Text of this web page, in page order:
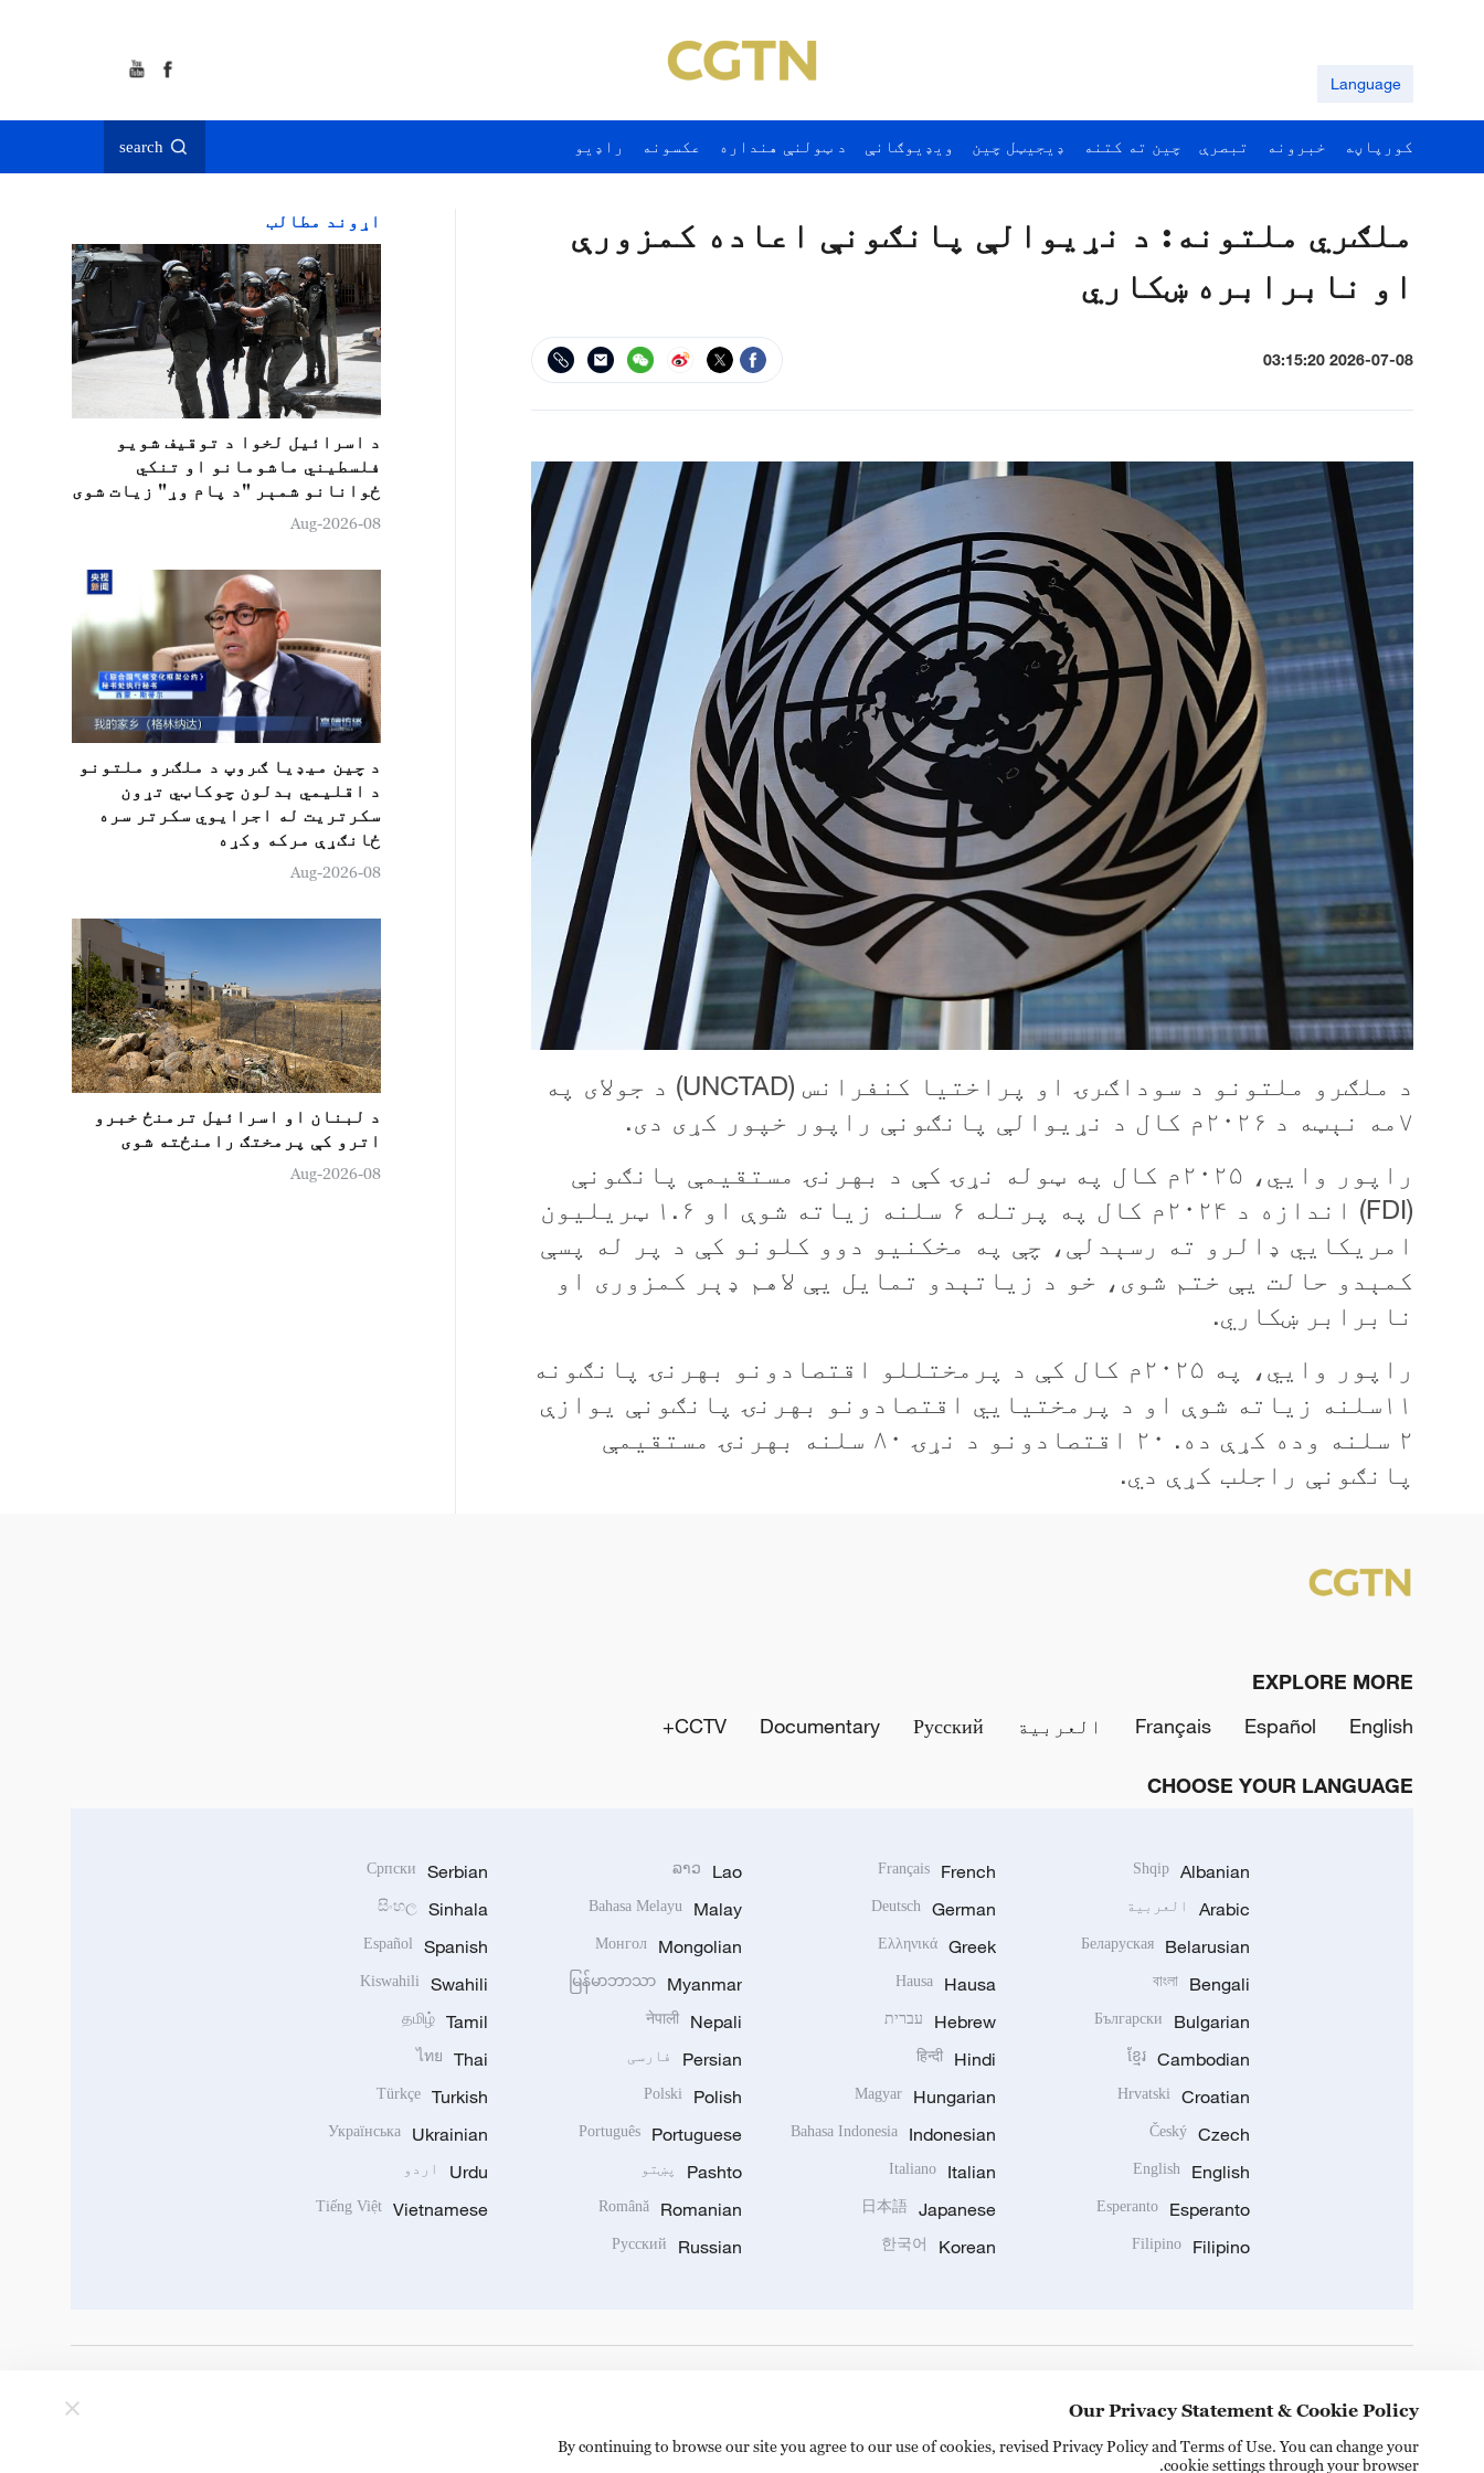
Language
کورپاڼه خبرونه تبصرې چين ته کتنه ډيجيټل چين ويډيوګانې د ټولنې هنداره عکسونه راډيو search
ملګري ملتونه: د نړيوالې پانګونې اعاده کمزورې
او نابرابره ښکاري
2026-07-08 03:15:20
د ملګرو ملتونو د سوداګرۍ او پراختيا کنفرانس (UNCTAD) د جولای په
۷مه نېټه د ۲۰۲۶م کال د نړيوالې پانګونې راپور خپور کړی دی.
راپور وايي، ۲۰۲۵م کال په ټوله نړۍ کې د بهرنۍ مستقيمې پانګونې
(
FDI) اندازه د ۲۰۲۴م کال په پرتله
۶ سلنه زياته شوې او ۱.۶ ټريليون
امريکايي ډالرو ته رسېدلې، چې په مخکنيو دوو کلونو کې د پر له پسې
کمېدو حالت يې ختم شوی، خو د زياتېدو تمايل يې لاهم ډېر کمزوری او
نابرابر ښکاري.
راپور وايي، په ۲۰۲۵م کال کې د پرمختللو اقتصادونو بهرنۍ پانګونه
۱۱سلنه زياته شوې او د پرمختيايي اقتصادونو بهرنۍ پانګونې يوازې
۲ سلنه وده کړې ده. ۲۰ اقتصادونو د نړۍ ۸۰ سلنه بهرنۍ مستقيمې
پانګونې راجلب کړې دي.
اړوند مطالب
د اسرائيل لخوا د توقيف شویو
فلسطیني ماشومانو او تنکي
ځوانانو شمېر "د پام وړ" زیات شوی
08-Aug-2026
د چين ميډيا ګروپ د ملګرو ملتونو
د اقلیمي بدلون چوکاټي تړون
سکرتريت له اجرایوي سکرتر سره
ځانګړې مرکه وکړه
08-Aug-2026
د لبنان او اسرائیل ترمنځ خبرو
اترو کې پرمختګ رامنځته شوی
08-Aug-2026
EXPLORE MORE
English
Español
Français العربية Русский
Documentary
CCTV+
CHOOSE YOUR LANGUAGE
Albanian
Shqip
Arabic العربية
Belarusian
Беларуская
Bengali
বাংলা
Bulgarian
Български
Cambodian
ខ្មែរ
Croatian
Hrvatski
Czech
Český
English
English
Esperanto
Esperanto
Filipino
Filipino
French
Français
German
Deutsch
Greek
Ελληνικά
Hausa
Hausa
Hebrew עברית
Hindi
हिन्दी
Hungarian
Magyar
Indonesian
Bahasa Indonesia
Italian
Italiano
Japanese
日本語
Korean
한국어
Lao
ລາວ
Malay
Bahasa Melayu
Mongolian
Монгол
Myanmar
မြန်မာဘာသာ
Nepali
नेपाली
Persian فارسی
Polish
Polski
Portuguese
Português
Pashto پښتو
Romanian
Română
Russian
Русский
Serbian
Српски
Sinhala
සිංහල
Spanish
Español
Swahili
Kiswahili
Tamil
தமிழ்
Thai
ไทย
Turkish
Türkçe
Ukrainian
Українська
Urdu اردو
Vietnamese
Tiếng Việt
Our Privacy Statement & Cookie Policy
By continuing to browse our site you agree to our use of cookies, revised Privacy Policy and Terms of Use. You can change your
cookie settings through your browser.